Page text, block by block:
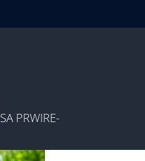
SA PRWIRE-